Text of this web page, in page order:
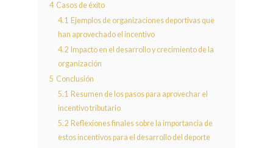
4 Casos de éxito
4.1 Ejemplos de organizaciones deportivas que
han aprovechado el incentivo
4.2 Impacto en el desarrollo y crecimiento de la
organización
5 Conclusión
5.1 Resumen de los pasos para aprovechar el
incentivo tributario
5.2 Reflexiones finales sobre la importancia de
estos incentivos para el desarrollo del deporte